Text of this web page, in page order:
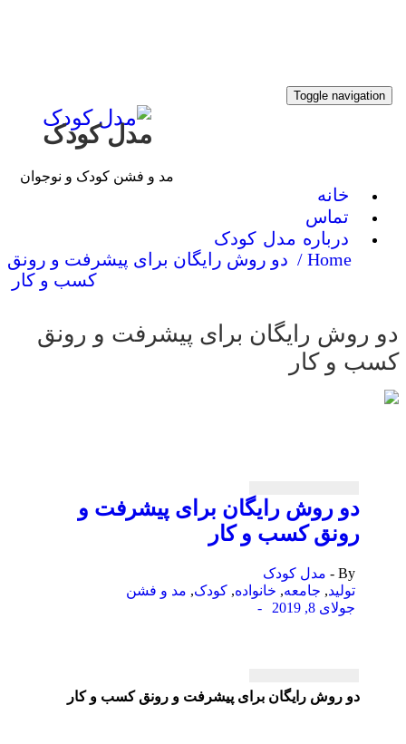
Toggle
مدل کودک
مد و فشن کودک و نوجوان
خانه
تماس
درباره مدل کودک
Home /
دو روش رایگان برای پیشرفت و رونق
كسب و كار
روش رایگان برای پیشرفت و رونق
و كار
دو روش رایگان برای پیشرفت و
رونق كسب و كار
مدل کودک
,جامعه,خانواده,کودک,مد و فشن
جولای 8, 2019
-
دو روش رایگان برای پیشرفت و رونق كسب و كار